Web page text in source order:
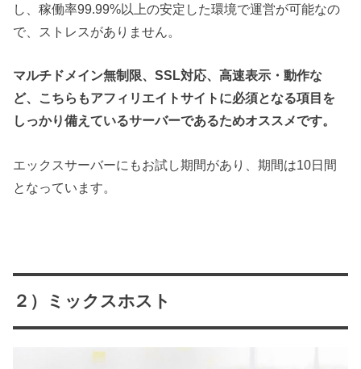
し、稼働率99.99%以上の安定した環境で運営が可能なの
で、ストレスがありません。
マルチドメイン無制限、SSL対応、高速表示・動作な
ど、こちらもアフィリエイトサイトに必須となる項目を
しっかり備えているサーバーであるためオススメです。
エックスサーバーにもお試し期間があり、期間は10日間
となっています。
２）ミックスホスト